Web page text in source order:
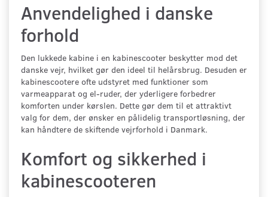
Anvendelighed i danske
forhold
Den lukkede kabine i en kabinescooter beskytter mod det
danske vejr, hvilket gør den ideel til helårsbrug. Desuden er
kabinescootere ofte udstyret med funktioner som
varmeapparat og el-ruder, der yderligere forbedrer
komforten under kørslen. Dette gør dem til et attraktivt
valg for dem, der ønsker en pålidelig transportløsning, der
kan håndtere de skiftende vejrforhold i Danmark.
Komfort og sikkerhed i
kabinescooteren